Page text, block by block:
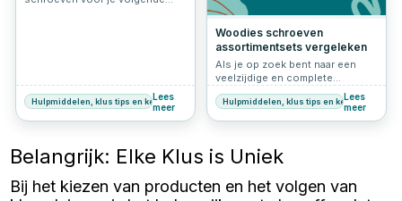
keuze is.
Hulpmiddelen, klus tips en keuzehulp
Lees
meer
Woodies schroeven
assortimentsets vergeleken
Als je op zoek bent naar een
veelzijdige en complete
assortimentsets van Woodies
een uitstekende keuze. In dit
Ultimate 1600 schroeven
Woodies Ultimate schroeven
assortimentskoffer 1200-delig,
Hulpmiddelen, klus tips en keuzehulp
Lees
meer
Belangrijk: Elke Klus is Uniek
Bij het kiezen van producten en het volgen van